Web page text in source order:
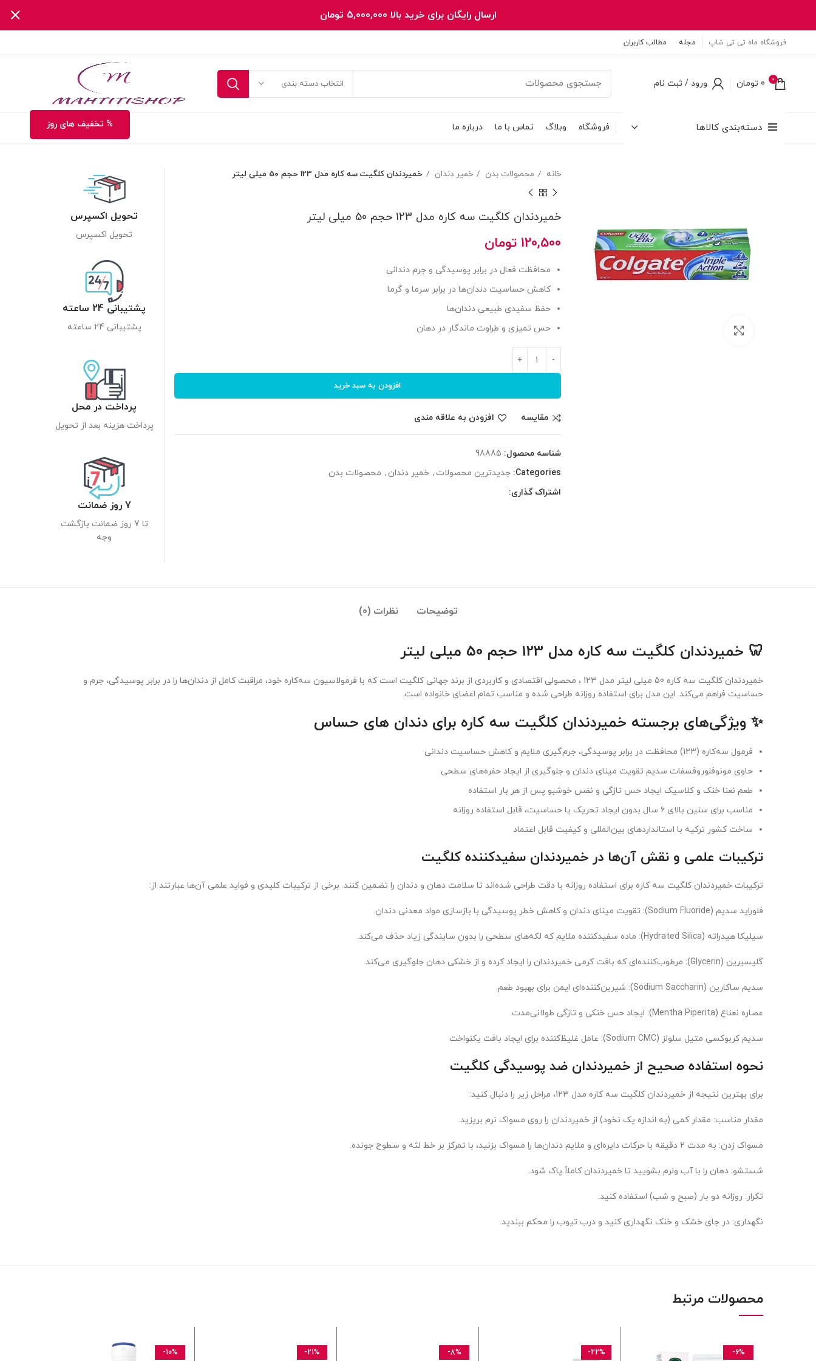
فروشگاه ماه تی تی شاپ مجله مطالب کاربران
0
0 تومان ورود / ثبت نام انتخاب دسته بندی
دسته‌بندی کالاها فروشگاه وبلاگ تماس با ما درباره ما % تخفیف های روز
خانه محصولات بدن خمیر دندان خمیردندان کلگیت سه کاره مدل 123 حجم 50 میلی لیتر
خمیردندان کلگیت سه کاره مدل 123 حجم 50 میلی لیتر
120,500 تومان
محافظت فعال در برابر پوسیدگی و جرم دندانی
کاهش حساسیت دندان‌ها در برابر سرما و گرما
حفظ سفیدی طبیعی دندان‌ها
حس تمیزی و طراوت ماندگار در دهان
افزودن به سبد خرید
مقایسه افزودن به علاقه مندی
شناسه محصول: 98885
Categories: جدیدترین محصولات , خمیر دندان , محصولات بدن
اشتراک گذاری:
تحویل اکسپرس
تحویل اکسپرس
پشتیبانی 24 ساعته
پشتیبانی 24 ساعته
پرداخت در محل
پرداخت هزینه بعد از تحویل
7 روز ضمانت
تا 7 روز ضمانت بازگشت
وجه
توضیحات نظرات (0)
🦷 خمیردندان کلگیت سه کاره مدل 123 حجم 50 میلی لیتر
خمیردندان کلگیت سه کاره 50 میلی لیتر مدل 123 ، محصولی اقتصادی و کاربردی از برند جهانی کلگیت است که با فرمولاسیون سه‌کاره خود، مراقبت کامل از دندان‌ها را در برابر پوسیدگی، جرم و
حساسیت فراهم می‌کند. این مدل برای استفاده روزانه طراحی شده و مناسب تمام اعضای خانواده است.
✨ ویژگی‌های برجسته خمیردندان کلگیت سه کاره برای دندان های حساس
فرمول سه‌کاره (123) محافظت در برابر پوسیدگی، جرم‌گیری ملایم و کاهش حساسیت دندانی
حاوی مونوفلوروفسفات سدیم تقویت مینای دندان و جلوگیری از ایجاد حفره‌های سطحی
طعم نعنا خنک و کلاسیک ایجاد حس تازگی و نفس خوشبو پس از هر بار استفاده
مناسب برای سنین بالای ۶ سال بدون ایجاد تحریک یا حساسیت، قابل استفاده روزانه
ساخت کشور ترکیه با استانداردهای بین‌المللی و کیفیت قابل اعتماد
ترکیبات علمی و نقش آن‌ها در خمیردندان سفیدکننده کلگیت
ترکیبات خمیردندان کلگیت سه کاره برای استفاده روزانه با دقت طراحی شده‌اند تا سلامت دهان و دندان را تضمین کنند. برخی از ترکیبات کلیدی و فواید علمی آن‌ها عبارتند از:
فلوراید سدیم (Sodium Fluoride): تقویت مینای دندان و کاهش خطر پوسیدگی با بازسازی مواد معدنی دندان.
سیلیکا هیدراته (Hydrated Silica): ماده سفیدکننده ملایم که لکه‌های سطحی را بدون سایندگی زیاد حذف می‌کند.
گلیسیرین (Glycerin): مرطوب‌کننده‌ای که بافت کرمی خمیردندان را ایجاد کرده و از خشکی دهان جلوگیری می‌کند.
سدیم ساکارین (Sodium Saccharin): شیرین‌کننده‌ای ایمن برای بهبود طعم.
عصاره نعناع (Mentha Piperita): ایجاد حس خنکی و تازگی طولانی‌مدت.
سدیم کربوکسی متیل سلولز (Sodium CMC): عامل غلیظ‌کننده برای ایجاد بافت یکنواخت
نحوه استفاده صحیح از خمیردندان ضد پوسیدگی کلگیت
برای بهترین نتیجه از خمیردندان کلگیت سه کاره مدل 123، مراحل زیر را دنبال کنید:
مقدار مناسب: مقدار کمی (به اندازه یک نخود) از خمیردندان را روی مسواک نرم بریزید.
مسواک زدن: به مدت 2 دقیقه با حرکات دایره‌ای و ملایم دندان‌ها را مسواک بزنید، با تمرکز بر خط لثه و سطوح جونده.
شستشو: دهان را با آب ولرم بشویید تا خمیردندان کاملاً پاک شود.
تکرار: روزانه دو بار (صبح و شب) استفاده کنید.
نگهداری: در جای خشک و خنک نگهداری کنید و درب تیوب را محکم ببندید.
محصولات مرتبط
-6%
-22%
-8%
-21%
-10%
ارسال رایگان برای خرید بالا 5,000,000 تومان